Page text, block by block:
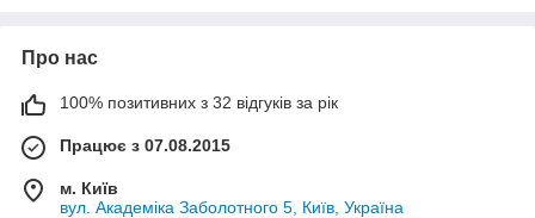
Про нас
100% позитивних з 32 відгуків за рік
Працює з 07.08.2015
м. Київ
вул. Академіка Заболотного 5, Київ, Україна